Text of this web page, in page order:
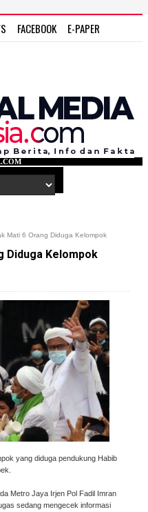
FACEBOOK
E-PAPER
Mati 6 Orang Diduga Kelompok
Diduga Kelompok
yang diduga pendukung Habib
Metro Jaya Irjen Pol Fadil Imran
sedang mengecek informasi